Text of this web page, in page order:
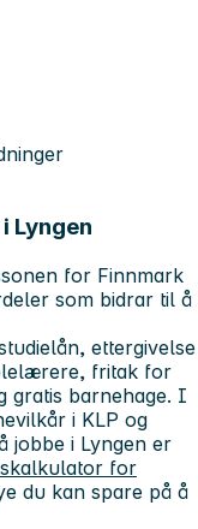
Lyngen
for Finnmark
som bidrar til å
ettergivelse
fritak for
gratis barnehage. I
i KLP og
jobbe i Lyngen er
for
du kan spare på å